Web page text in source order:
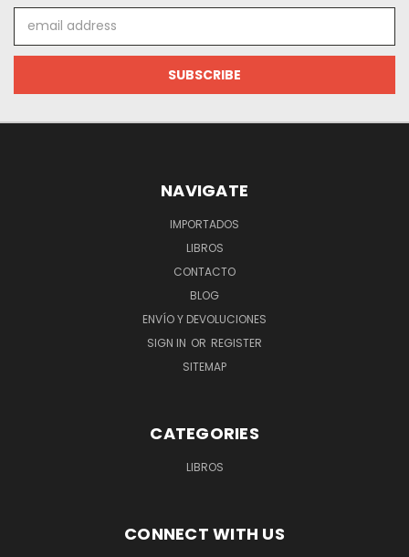
Address
NAVIGATE
IMPORTADOS
LIBROS
CONTACTO
BLOG
ENVÍO Y DEVOLUCIONES
SIGN IN OR REGISTER
SITEMAP
CATEGORIES
LIBROS
CONNECT WITH US